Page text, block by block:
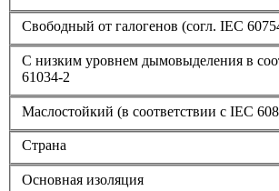
Свободный от галогенов (согл. IEC
С низким уровнем дымовыделения в
61034-2
Маслостойкий (в соответствии с IEC
Страна
Основная изоляция